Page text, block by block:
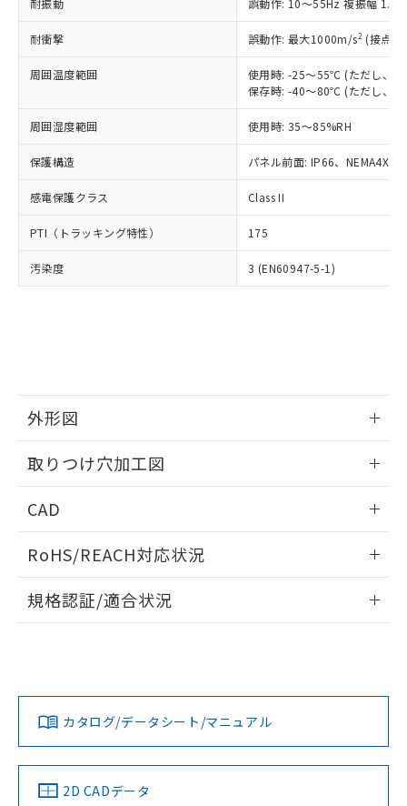
耐振動 誤動作: 10～55Hz 複振幅
耐衝撃 誤動作: 最大1000m/s2 (接点
周囲温度範囲
使用時: -25～55℃ (ただし、氷
保存時: -40～80℃ (ただし、氷
周囲湿度範囲 使用時: 35～85%RH
保護構造 パネル前面: IP66、NEMA4X,
感電保護クラス Class II
PTI（トラッキング特性） 175
汚染度 3 (EN60947-5-1)
外形図
取りつけ穴加工図
CAD
ドすることができます。
ログイン/会員登録
ダウンロードデータをご利用いただく前に、以下を必ずお読
みください。
ソフトウェアの使用条件
RoHS/REACH対応状況
EU RoHS 注意事項・凡例
対応済み
中国 RoHS 注意事項・凡例
規格認証/適合状況
カタログ/データシート/マニュアル
2D CADデータ
正式な納期状況および標準価格はお客
様のお取引先、またはお客様担当のオ
ムロン制御機器販売店・当社販売員に
オムロン制御機器販売店や当社販売拠
販売ネットワーク
」をご確認
在庫状況および標準価格結果を当社の
事前の承諾なく第三者に漏洩または開
示しないようお願いします。
マイパーツ機能（部品リスト作成サー
ビス）をご利用いただくには、I-Web
メンバーズにご登録されている必要が
お客様が当ウェブサイト上で当社にご
指します。
但し、RoHS指令で産業用監視および制御機器に対する
適用除外項目は除く。
フタル酸エステル類の４物質については閾値を超える意
図的な使用がないことを確認しています。
部品在庫の切り替え状況などにより、予定
月が前後することがあります。
※3 非含有証明書ダウンロード
51物質の非含有証明書（当社基準）
※本証明書は発行日時点で非含有を証明す
るもので、過去に遡って非含有を証明する
ものではありません。
また、RoHS指令のフタル酸エステル類４
欄に対応日を記載しておりました。
既に当社にて対応品への在庫切替を完了
していることから、特段のことがない限
り、2022年1月12日より割愛しておりま
す。
DBP(フタル酸ジブチル) : 1000ppm、 DIBP(フタル酸ジ
イソブチル) : 1000ppm、 BBP(フタル酸ブチルベンジ
DEHP(フタル酸ビス(2-エチルヘキシル)) : 1000ppm
準値以下であることを示します。
「10」：通常の使用状況下において有害物
質が外部に漏えいし、環境に深刻な影響を
及ぼさない年数を意味します。
「－」：未確認です。当社販売部門へお問
全に破砕するなど、違法に輸出されな
いよう必要な手段を講じます。
当社は貴社製品を、核兵器、ミサイ
ル、化学兵器、生物兵器またはその他
武器並びにこれらの製造装置等に一切
当社は、貴社製品を第三者に販売する
場合は、上記1、2および3の内容を当
該第三者に通知します。また当社は、
販売先および販売に係わる関係者が違
法に輸出するおそれがある場合は、取
り引きをいたしません。
一定数には満たないが在庫あり
－
在庫なし(最新の在庫状況につ
いては、お客様のお取引先、ま
たはお客様担当のオムロン制御
機器販売店・当社販売員にご確
空
受注生産機種、また在庫状況の
情報を公開していない機種